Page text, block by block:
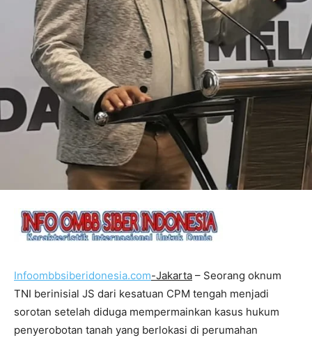
Infoombbsiberidonesia.com-Jakarta – Seorang oknum
TNI berinisial JS dari kesatuan CPM tengah menjadi
sorotan setelah diduga mempermainkan kasus hukum
penyerobotan tanah yang berlokasi di perumahan